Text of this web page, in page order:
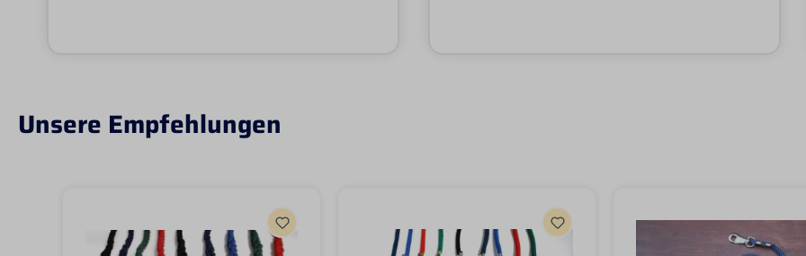
Unsere Empfehlungen